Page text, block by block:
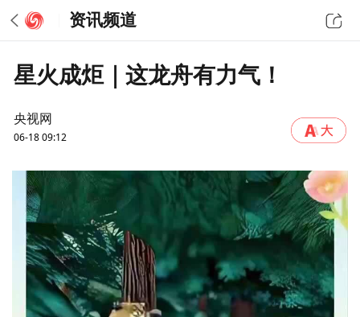
资讯频道
星火成炬｜这龙舟有力气！
央视网
06-18 09:12